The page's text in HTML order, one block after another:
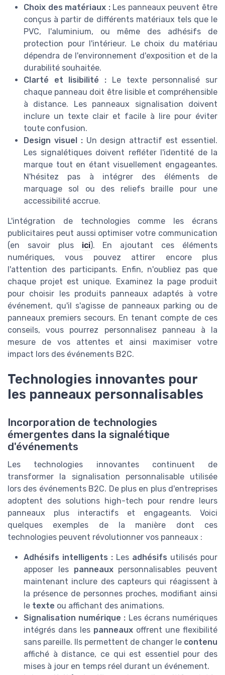
Choix des matériaux :Les panneaux peuvent être
conçus à partir de différents matériaux tels que le
PVC, l'aluminium, ou même des adhésifs de
protection pour l'intérieur. Le choix du matériau
dépendra de l'environnement d'exposition et de la
durabilité souhaitée.
Clarté et lisibilité : Le texte personnalisé sur
chaque panneau doit être lisible et compréhensible
à distance. Les panneaux signalisation doivent
inclure un texte clair et facile à lire pour éviter
toute confusion.
Design visuel :Un design attractif est essentiel.
Les signalétiques doivent refléter l'identité de la
marque tout en étant visuellement engageantes.
N'hésitez pas à intégrer des éléments de
marquage sol ou des reliefs braille pour une
accessibilité accrue.
L'intégration de technologies comme les écrans
publicitaires peut aussi optimiser votre communication
(en savoir plus ici). En ajoutant ces éléments
numériques, vous pouvez attirer encore plus
l'attention des participants. Enfin, n'oubliez pas que
chaque projet est unique. Examinez la page produit
pour choisir les produits panneaux adaptés à votre
événement, qu'il s'agisse de panneaux parking ou de
panneaux premiers secours. En tenant compte de ces
conseils, vous pourrez personnalisez panneau à la
mesure de vos attentes et ainsi maximiser votre
impact lors des événements B2C.
Technologies innovantes pour
les panneaux personnalisables
Incorporation de technologies
émergentes dans la signalétique
d'événements
Les technologies innovantes continuent de
transformer la signalisation personnalisable utilisée
lors des événements B2C. De plus en plus d'entreprises
adoptent des solutions high-tech pour rendre leurs
panneaux plus interactifs et engageants. Voici
quelques exemples de la manière dont ces
technologies peuvent révolutionner vos panneaux :
Adhésifs intelligents : Les adhésifs utilisés pour
apposer les panneauxpersonnalisables peuvent
maintenant inclure des capteurs qui réagissent à
la présence de personnes proches, modifiant ainsi
le texte ou affichant des animations.
Signalisation numérique : Les écrans numériques
intégrés dans les panneaux offrent une flexibilité
sans pareille. Ils permettent de changer le contenu
affiché à distance, ce qui est essentiel pour des
mises à jour en temps réel durant un événement.